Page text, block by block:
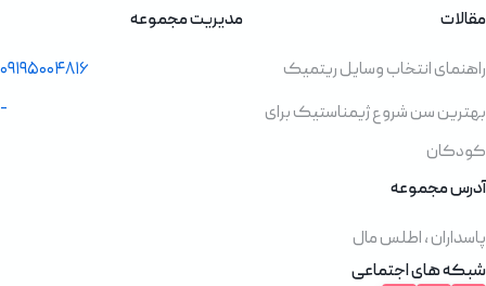
مقالات
راهنمای انتخاب وسایل ریتمیک
بهترین سن شروع ژیمناستیک برای
کودکان
مدیریت مجموعه
۰۹۱۹۵۰۰۴۸۱۶
-
آدرس مجموعه
پاسداران ، اطلس مال
شبکه های اجتماعی